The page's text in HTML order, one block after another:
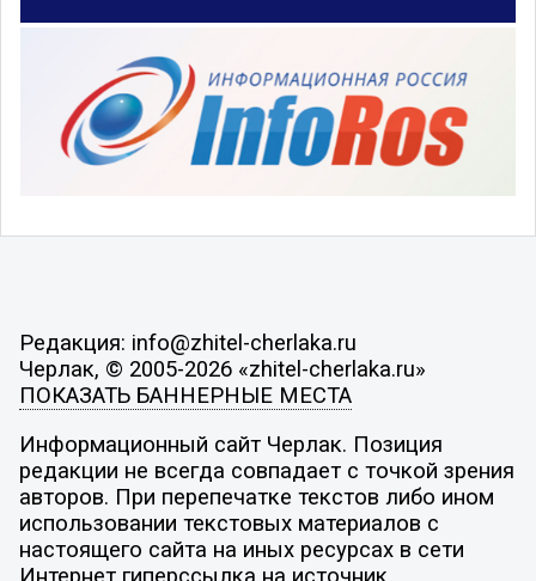
Редакция: info@zhitel-cherlaka.ru
Черлак, © 2005-2026 «zhitel-cherlaka.ru»
ПОКАЗАТЬ БАННЕРНЫЕ МЕСТА
Информационный сайт Черлак. Позиция
редакции не всегда совпадает с точкой зрения
авторов. При перепечатке текстов либо ином
использовании текстовых материалов с
настоящего сайта на иных ресурсах в сети